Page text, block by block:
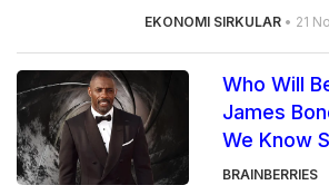
EKONOMI SIRKULAR • 21
Who Will
James
We Know
BRAINBERRIES